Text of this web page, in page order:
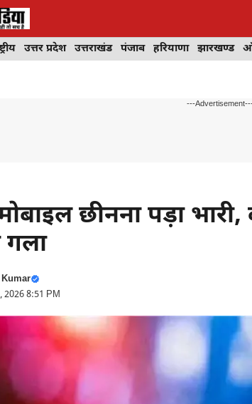
उत्तर प्रदेश उत्तराखंड पंजाब हरियाणा झारखण्ड
---
छीनना पड़ा भारी,
गला
2026 8:51 PM